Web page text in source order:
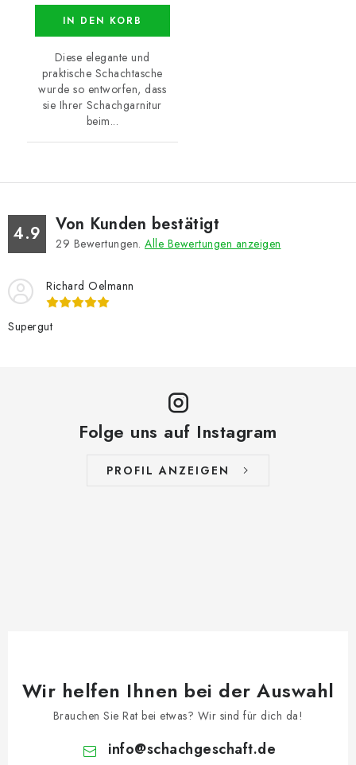
IN DEN KORB
Diese elegante und
praktische Schachtasche
wurde so entworfen, dass
sie Ihrer Schachgarnitur
beim...
4.9 Von Kunden bestätigt
29 Bewertungen. Alle Bewertungen anzeigen
Richard Oelmann
Supergut
Folge uns auf Instagram
PROFIL ANZEIGEN
Wir helfen Ihnen bei der Auswahl
Brauchen Sie Rat bei etwas? Wir sind für dich da!
info@schachgeschaft.de